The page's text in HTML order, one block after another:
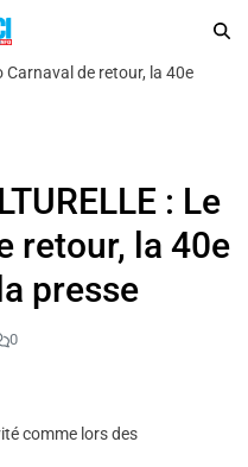
Carnaval de retour, la 40e
: Le
retour, la 40e
presse
0
comme lors des